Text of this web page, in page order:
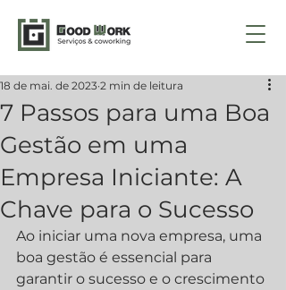
7 Passos para uma Boa
Gestão em uma
Empresa Iniciante: A
Chave para o Sucesso
18 de mai. de 2023 2 min de leitura
Ao iniciar uma nova empresa, uma
boa gestão é essencial para
garantir o sucesso e o crescimento